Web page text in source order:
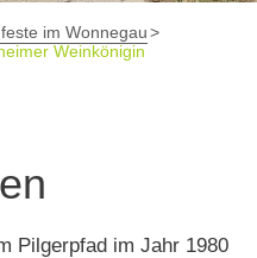
im Wonnegau
Weinkönigin
Pilgerpfad im Jahr 1980